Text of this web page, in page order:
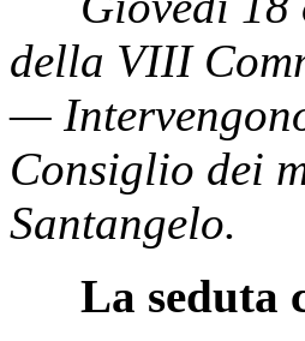
della VIII
—
Consiglio dei
Santangelo.
La seduta